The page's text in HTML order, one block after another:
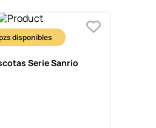
Serie Sanrio